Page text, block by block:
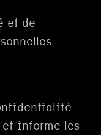
et de
informe les